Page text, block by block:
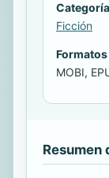
Ficción
MOBI,
Resumen